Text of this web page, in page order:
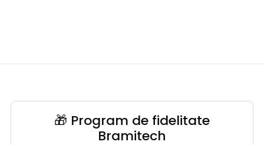
🎁 Program de fidelitate
Bramitech